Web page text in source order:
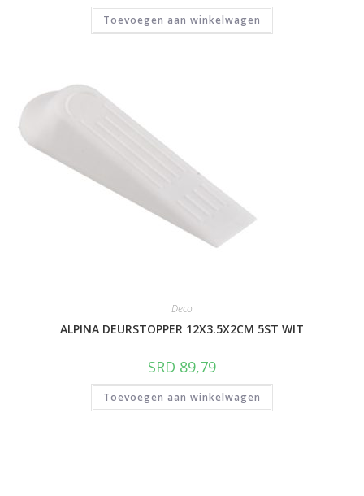
Toevoegen aan winkelwagen
Deco
ALPINA DEURSTOPPER 12X3.5X2CM 5ST WIT
SRD 89,79
Toevoegen aan winkelwagen